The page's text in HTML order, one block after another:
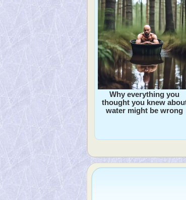
Why everything you
thought you knew
water might be wrong